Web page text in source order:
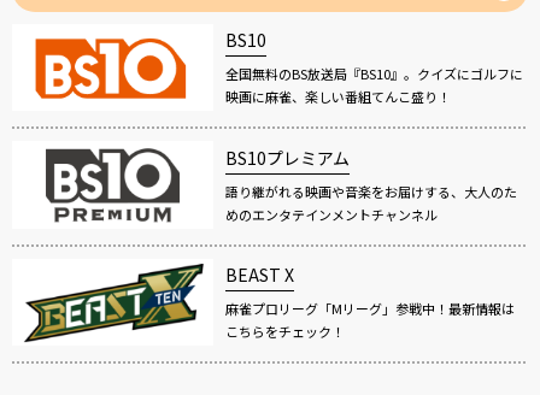
BS10
全国無料のBS放送局『BS10』。クイズにゴルフに
映画に麻雀、楽しい番組てんこ盛り！
BS10プレミアム
語り継がれる映画や音楽をお届けする、大人のた
めのエンタテインメントチャンネル
BEAST X
麻雀プロリーグ「Mリーグ」参戦中！最新情報は
こちらをチェック！